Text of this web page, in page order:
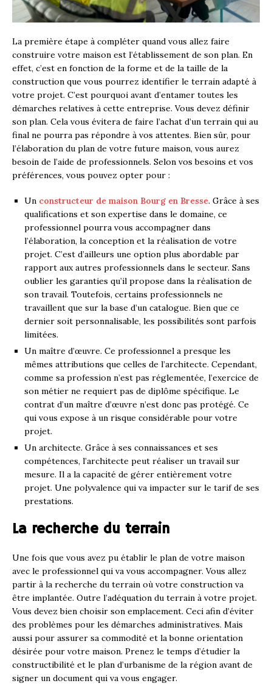
La première étape à compléter quand vous allez faire
construire votre maison est l’établissement de son plan. En
effet, c’est en fonction de la forme et de la taille de la
construction que vous pourrez identifier le terrain adapté à
votre projet. C’est pourquoi avant d’entamer toutes les
démarches relatives à cette entreprise. Vous devez définir
son plan. Cela vous évitera de faire l’achat d’un terrain qui au
final ne pourra pas répondre à vos attentes. Bien sûr, pour
l’élaboration du plan de votre future maison, vous aurez
besoin de l’aide de professionnels. Selon vos besoins et vos
préférences, vous pouvez opter pour :
Un constructeur de maison Bourg en Bresse. Grâce à ses
qualifications et son expertise dans le domaine, ce
professionnel pourra vous accompagner dans
l’élaboration, la conception et la réalisation de votre
projet. C’est d’ailleurs une option plus abordable par
rapport aux autres professionnels dans le secteur. Sans
oublier les garanties qu’il propose dans la réalisation de
son travail. Toutefois, certains professionnels ne
travaillent que sur la base d’un catalogue. Bien que ce
dernier soit personnalisable, les possibilités sont parfois
limitées.
Un maître d’œuvre. Ce professionnel a presque les
mêmes attributions que celles de l’architecte. Cependant,
comme sa profession n’est pas réglementée, l’exercice de
son métier ne requiert pas de diplôme spécifique. Le
contrat d’un maître d’œuvre n’est donc pas protégé. Ce
qui vous expose à un risque considérable pour votre
projet.
Un architecte. Grâce à ses connaissances et ses
compétences, l’architecte peut réaliser un travail sur
mesure. Il a la capacité de gérer entièrement votre
projet. Une polyvalence qui va impacter sur le tarif de ses
prestations.
La recherche du terrain
Une fois que vous avez pu établir le plan de votre maison
avec le professionnel qui va vous accompagner. Vous allez
partir à la recherche du terrain où votre construction va
être implantée. Outre l’adéquation du terrain à votre projet.
Vous devez bien choisir son emplacement. Ceci afin d’éviter
des problèmes pour les démarches administratives. Mais
aussi pour assurer sa commodité et la bonne orientation
désirée pour votre maison. Prenez le temps d’étudier la
constructibilité et le plan d’urbanisme de la région avant de
signer un document qui va vous engager.